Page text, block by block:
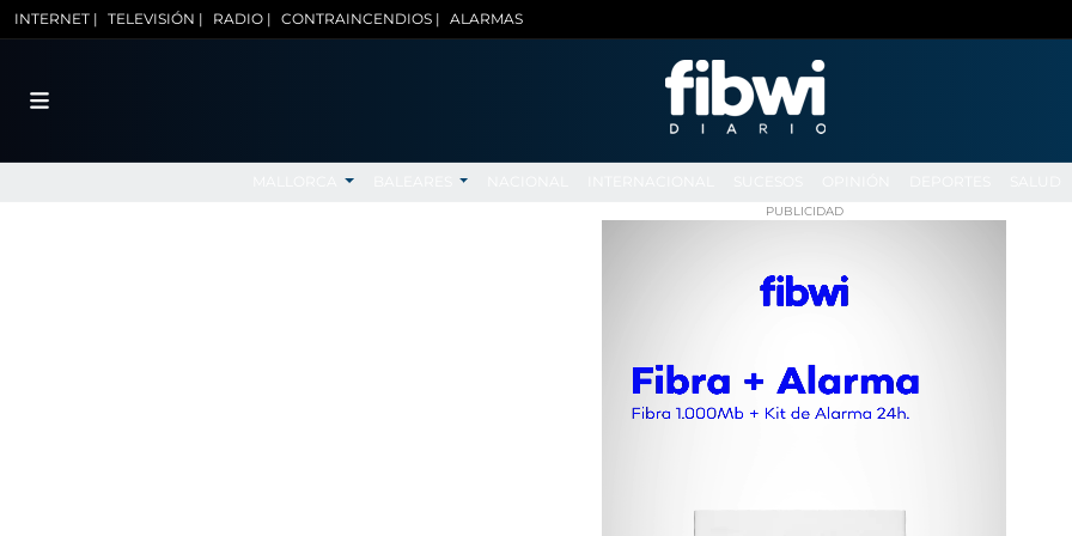
INTERNET | TELEVISIÓN | RADIO | CONTRAINCENDIOS | ALARMAS